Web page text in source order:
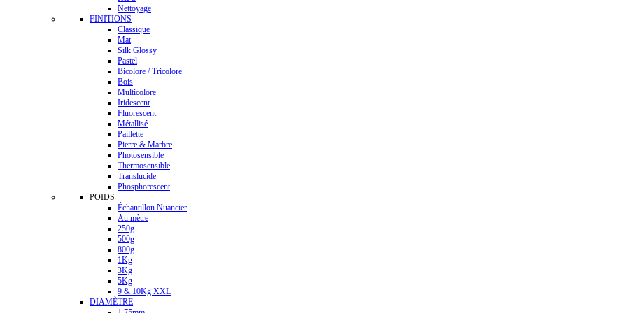
Nettoyage
FINITIONS
Classique
Mat
Silk Glossy
Pastel
Bicolore / Tricolore
Bois
Multicolore
Iridescent
Fluorescent
Métallisé
Paillette
Pierre & Marbre
Photosensible
Thermosensible
Translucide
Phosphorescent
POIDS
Échantillon Nuancier
Au mètre
250g
500g
800g
1Kg
3Kg
5Kg
9 & 10Kg XXL
DIAMÈTRE